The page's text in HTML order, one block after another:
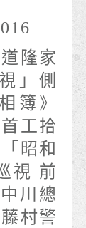
隆家
」側
簿》
工拾
昭和
視 前
川總
村警